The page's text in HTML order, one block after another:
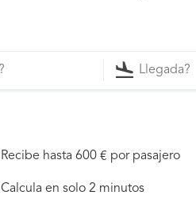
Recibe hasta 600 € por pasajero
Calcula en solo 2 minutos